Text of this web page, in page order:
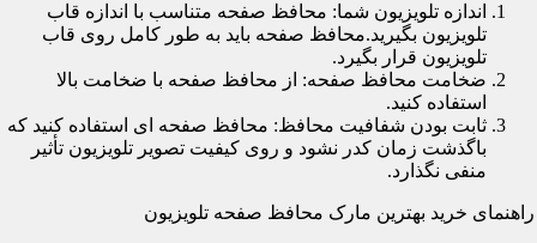
اندازه تلویزیون شما: محافظ صفحه متناسب با اندازه قاب
تلویزیون بگیرید.محافظ صفحه باید به طور کامل روی قاب
تلویزیون قرار بگیرد.
ضخامت محافظ صفحه: از محافظ صفحه با ضخامت بالا
استفاده کنید.
ثابت بودن شفافیت محافظ: محافظ صفحه ای استفاده کنید که
باگذشت زمان کدر نشود و روی کیفیت تصویر تلویزیون تأثیر
منفی نگذارد.
راهنمای خرید بهترین مارک محافظ صفحه تلویزیون